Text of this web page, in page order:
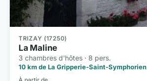
TRIZAY (17250)
La Maline
3 chambres d'hôtes · 8 pers.
10 km de La Gripperie-Saint-Symphorien